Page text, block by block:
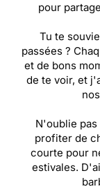
pour
Tu te
passées ?
et de bons
de te voir, et
N'oublie
profiter de
courte pour
estivales.